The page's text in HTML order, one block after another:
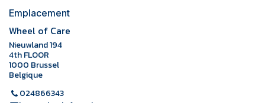
Emplacement
Wheel of Care
Nieuwland 194
4th FLOOR
1000 Brussel
Belgique
024866343